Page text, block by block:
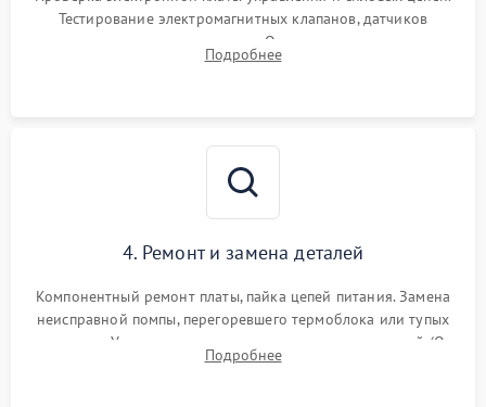
Тестирование электромагнитных клапанов, датчиков
температуры и расходомера. Оценка степени износа
жерновов кофемолки, уплотнительных колец гидросистемы
Подробнее
4. Ремонт и замена деталей
Компонентный ремонт платы, пайка цепей питания. Замена
неисправной помпы, перегоревшего термоблока или тупых
жерновов. Установка новых силиконовых уплотнителей (O-
ring) и тефлоновых трубок для надежного устранения
Подробнее